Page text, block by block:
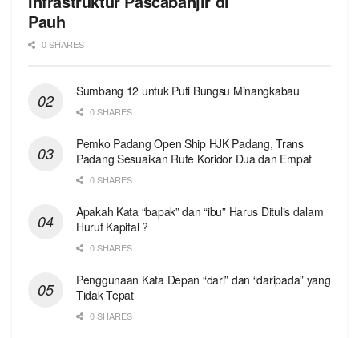
Pauh
0 SHARES
Sumbang 12 untuk Puti Bungsu Minangkabau
0 SHARES
Pemko Padang Open Ship HJK Padang, Trans
Padang Sesuaikan Rute Koridor Dua dan Empat
0 SHARES
Apakah Kata “bapak” dan “ibu” Harus Ditulis dalam
Huruf Kapital ?
0 SHARES
Penggunaan Kata Depan “dari” dan “daripada” yang
Tidak Tepat
0 SHARES